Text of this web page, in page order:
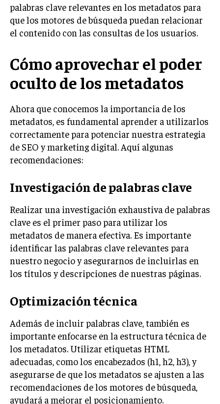
palabras clave relevantes en los metadatos para
que los motores de búsqueda puedan relacionar
el contenido con las consultas de los usuarios.
Cómo aprovechar el poder
oculto de los metadatos
Ahora que conocemos la importancia de los
metadatos, es fundamental aprender a utilizarlos
correctamente para potenciar nuestra estrategia
de SEO y marketing digital. Aquí algunas
recomendaciones:
Investigación de palabras clave
Realizar una investigación exhaustiva de palabras
clave es el primer paso para utilizar los
metadatos de manera efectiva. Es importante
identificar las palabras clave relevantes para
nuestro negocio y asegurarnos de incluirlas en
los títulos y descripciones de nuestras páginas.
Optimización técnica
Además de incluir palabras clave, también es
importante enfocarse en la estructura técnica de
los metadatos. Utilizar etiquetas HTML
adecuadas, como los encabezados (h1, h2, h3), y
asegurarse de que los metadatos se ajusten a las
recomendaciones de los motores de búsqueda,
ayudará a mejorar el posicionamiento.